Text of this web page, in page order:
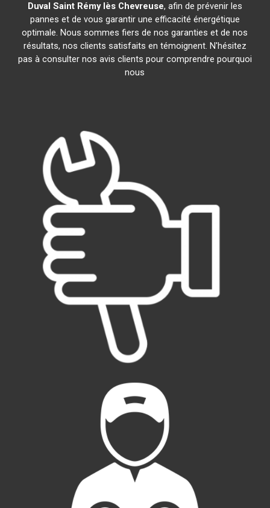
Duval Saint Rémy lès Chevreuse, afin de prévenir les
pannes et de vous garantir une efficacité énergétique
optimale. Nous sommes fiers de nos garanties et de nos
résultats, nos clients satisfaits en témoignent. N'hésitez
pas à consulter nos avis clients pour comprendre pourquoi
nous